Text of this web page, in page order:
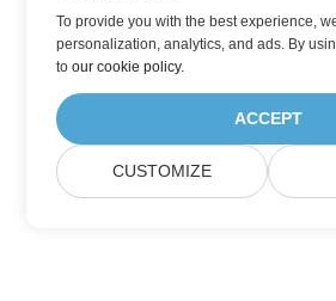
To provide you with the best experience,
personalization, analytics, and ads. By
toour cookie policy.
ACCEPT
CUSTOMIZE